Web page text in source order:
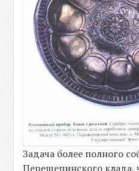
Задача более полного
Перещепинского клада,